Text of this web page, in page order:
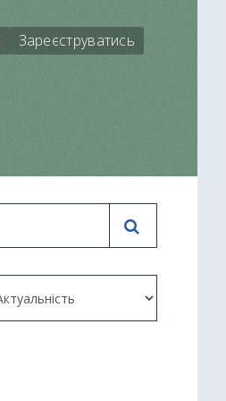
Зареєструватись